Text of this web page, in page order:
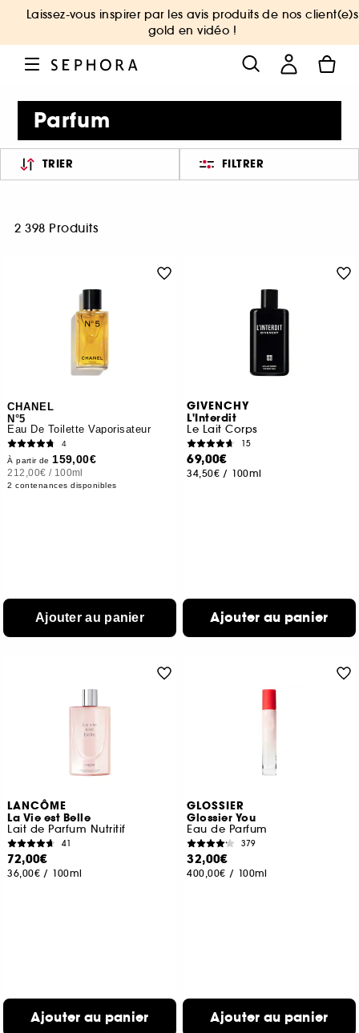
Laissez-vous inspirer par les avis produits de nos client(e)s
gold en vidéo !
Parfum
TRIER FILTRER
2 398 Produits
CHANEL
N°5
Eau De Toilette Vaporisateur
4
À partir de 159,00€
212,00€ / 100ml
2 contenances disponibles
Ajouter au panier
GIVENCHY
L'Interdit
Le Lait Corps
15
69,00€
34,50€ / 100ml
Ajouter au panier
LANCÔME
La Vie est Belle
Lait de Parfum Nutritif
41
72,00€
36,00€ / 100ml
Ajouter au panier
GLOSSIER
Glossier You
Eau de Parfum
379
32,00€
400,00€ / 100ml
Ajouter au panier